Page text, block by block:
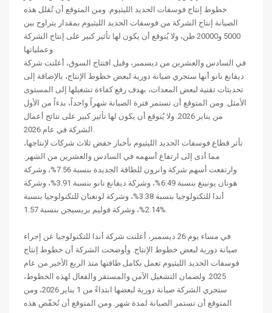
خطوط إنتاج فوسفات الحديد الليثيوم. ومن المتوقع أن تُقلل هذه
الصيانة إنتاج الشركة من فوسفات الحديد الليثيوم بمقدار يتراوح بين
5000 و20000 طن، ولا يُتوقع أن يكون لها تأثير كبير على إنتاج الشركة
وعملياتها.
في السادس والعشرين من ديسمبر، وقبل افتتاح السوق، أعلنت شركة
ديفانغ نانو أنها ستجري صيانة دورية لبعض خطوط الإنتاج، بالإضافة إلى
تحديثات تقنية لبعض المعدات، بهدف رفع كفاءة تشغيلها إلى المستوى
الأمثل. ومن المتوقع أن تستمر فترة الصيانة شهراً واحداً، بدءاً من الأول
من يناير 2026. ولا يُتوقع أن يكون لها تأثير كبير على نتائج أعمال
الشركة في عام 2026.
تأثر قطاع فوسفات الحديد الليثيوم بأخبار خفض ثلاث شركات لإنتاجها،
مما أدى إلى ارتفاع أسهمه في السادس والعشرين من الشهر.
وارتفعت أسهم شركة وانرون للطاقة الجديدة بنسبة 7.56%، وشركة
هونان يونينغ بنسبة 6.49%، وشركة ديفانغ نانو بنسبة 3.91%، وشركة
أندا للتكنولوجيا بنسبة 3.38%، وشركة لونغبان للتكنولوجيا بنسبة
2.14%، وشركة فوليم بريسيجن بنسبة 1.57%.
في مساء يوم 26 ديسمبر، أعلنت شركة أندا للتكنولوجيا عن إجراء
صيانة دورية لبعض خطوط الإنتاج. وأوضحت الشركة أن خطوط إنتاج
فوسفات الحديد الليثيوم تعمل بكامل طاقتها منذ الربع الأخير من عام
2025. ولضمان التشغيل الآمن والمستقر والفعال لهذه الخطوط،
ستجري الشركة صيانة دورية لبعضها ابتداءً من 1 يناير 2026، ومن
المتوقع أن تستمر الصيانة لمدة شهر. ومن المتوقع أن تُخفّض هذه